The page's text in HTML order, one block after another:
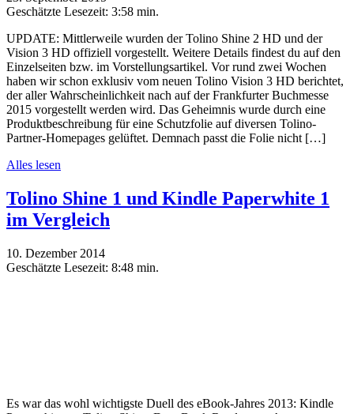
Geschätzte Lesezeit: 3:58 min.
UPDATE: Mittlerweile wurden der Tolino Shine 2 HD und der
Vision 3 HD offiziell vorgestellt. Weitere Details findest du auf den
Einzelseiten bzw. im Vorstellungsartikel. Vor rund zwei Wochen
haben wir schon exklusiv vom neuen Tolino Vision 3 HD berichtet,
der aller Wahrscheinlichkeit nach auf der Frankfurter Buchmesse
2015 vorgestellt werden wird. Das Geheimnis wurde durch eine
Produktbeschreibung für eine Schutzfolie auf diversen Tolino-
Partner-Homepages gelüftet. Demnach passt die Folie nicht […]
Alles lesen
Tolino Shine 1 und Kindle Paperwhite 1
im Vergleich
10. Dezember 2014
Geschätzte Lesezeit: 8:48 min.
Es war das wohl wichtigste Duell des eBook-Jahres 2013: Kindle